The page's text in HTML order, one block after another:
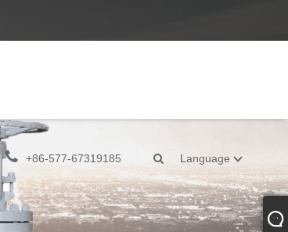
+86-577-67319185 Language